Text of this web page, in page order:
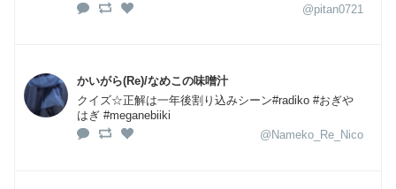
@pitan0721
かいがら(Re)/なめこの味噌汁
クイズ☆正解は一年後割り込みシーン#radiko #おぎや
はぎ #meganebiiki
@Nameko_Re_Nico